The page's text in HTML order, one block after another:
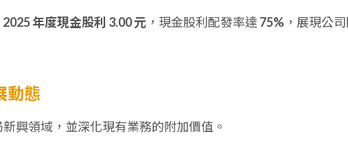
2025 年度現金股利 3.00 元 ，現金股利配發率達 75% ，展現公
動態
興領域，並深化現有業務的附加價值。